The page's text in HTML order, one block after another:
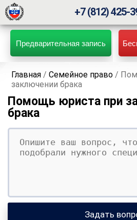
Предварительная запись
+7 (812) 425-
Главная /Семейное право /
заключении брака
Помощь юриста при
брака
Ваш вопрос
Ваше имя
Ваши контакты
Задать